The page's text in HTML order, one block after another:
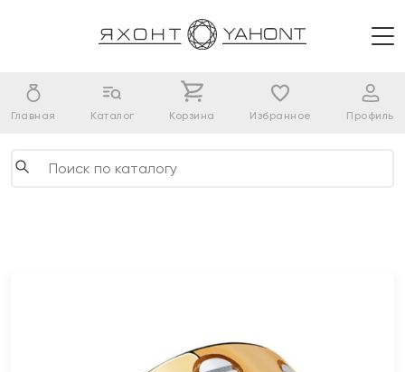
Главная Каталог Корзина Избранное Профиль